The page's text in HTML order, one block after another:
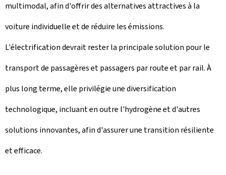
multimodal, afin d'offrir des alternatives attractives à la
voiture individuelle et de réduire les émissions.
L'électrification devrait rester la principale solution pour le
transport de passagères et passagers par route et par rail. À
plus long terme, elle privilégie une diversification
technologique, incluant en outre l'hydrogène et d'autres
solutions innovantes, afin d'assurer une transition résiliente
et efficace.